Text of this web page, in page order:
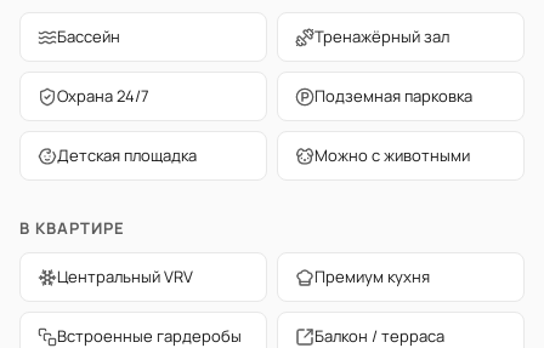
Бассейн Тренажёрный зал
Охрана 24/7 Подземная парковка
Детская площадка Можно с животными
В КВАРТИРЕ
Центральный VRV Премиум кухня
Встроенные гардеробы Балкон / терраса